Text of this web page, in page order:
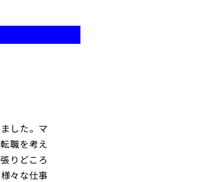
した。マ
職を考え
りどころ
々な仕事